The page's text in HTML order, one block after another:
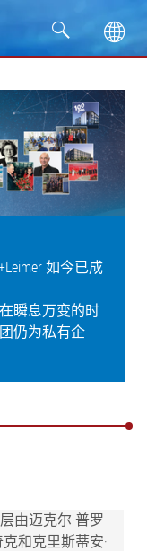
如今已成
瞬息万变的时
仍为私有企
由迈克尔·普罗
和克里斯蒂安·